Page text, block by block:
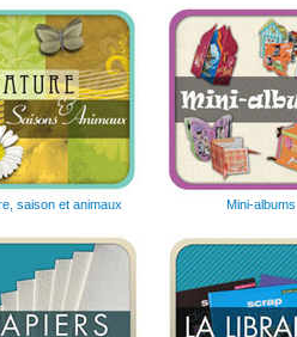
saison et animaux Mini-albums